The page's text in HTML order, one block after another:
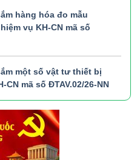
hàng hóa đo mẫu
vụ KH-CN mã số
một số vật tư thiết bị
mã số ĐTAV.02/26-NN